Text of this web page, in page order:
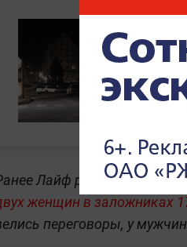
Лайф рассказывал,
женщин в заложниках
переговоры, у